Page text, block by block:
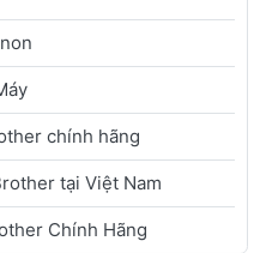
chính hãng
tại Việt Nam
Chính Hãng